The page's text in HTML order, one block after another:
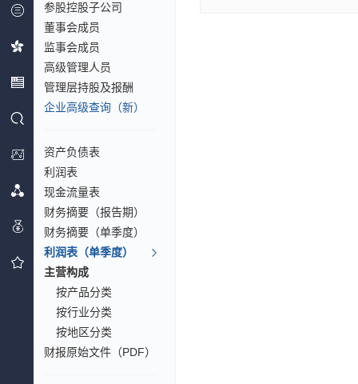
参股控股子公司
董事会成员
监事会成员
高级管理人员
管理层持股及报酬
企业高级查询（新）
资产负债表
利润表
现金流量表
财务摘要（报告期）
财务摘要（单季度）
利润表（单季度）
主营构成
按产品分类
按行业分类
按地区分类
财报原始文件（PDF）